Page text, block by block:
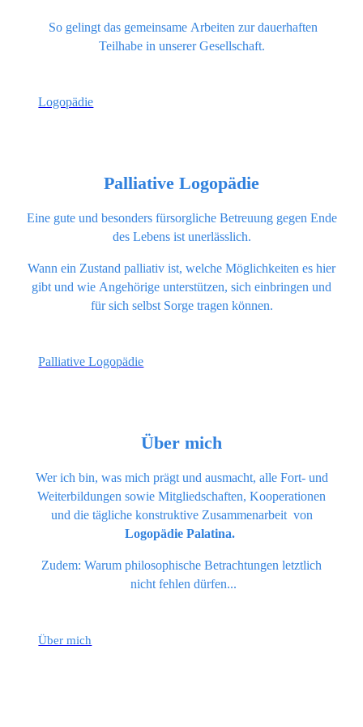
So gelingt das gemeinsame Arbeiten zur dauerhaften
Teilhabe in unserer Gesellschaft.
Logopädie
Palliative Logopädie
Eine gute und besonders fürsorgliche Betreuung gegen Ende
des Lebens ist unerlässlich.
Wann ein Zustand palliativ ist, welche Möglichkeiten es hier
gibt und wie Angehörige unterstützen, sich einbringen und
für sich selbst Sorge tragen können.
Palliative Logopädie
Über mich
Wer ich bin, was mich prägt und ausmacht, alle Fort- und
Weiterbildungen sowie Mitgliedschaften, Kooperationen
und die tägliche konstruktive Zusammenarbeit von
Logopädie Palatina.
Zudem: Warum philosophische Betrachtungen letztlich
nicht fehlen dürfen...
Über mich